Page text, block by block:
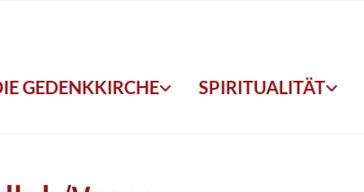
GEDENKKIRCHE SPIRITUALITÄT